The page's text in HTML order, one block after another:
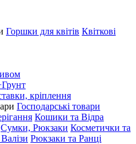
Горшки для квітів Квіткові
кріплення
Господарські товари
Кошики та Відра
Сумки, Рюкзаки Косметички та
Рюкзаки та Ранці